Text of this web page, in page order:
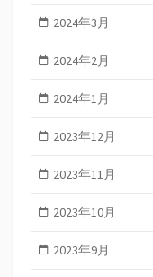
2024年3月
2024年2月
2024年1月
2023年12月
2023年11月
2023年10月
2023年9月